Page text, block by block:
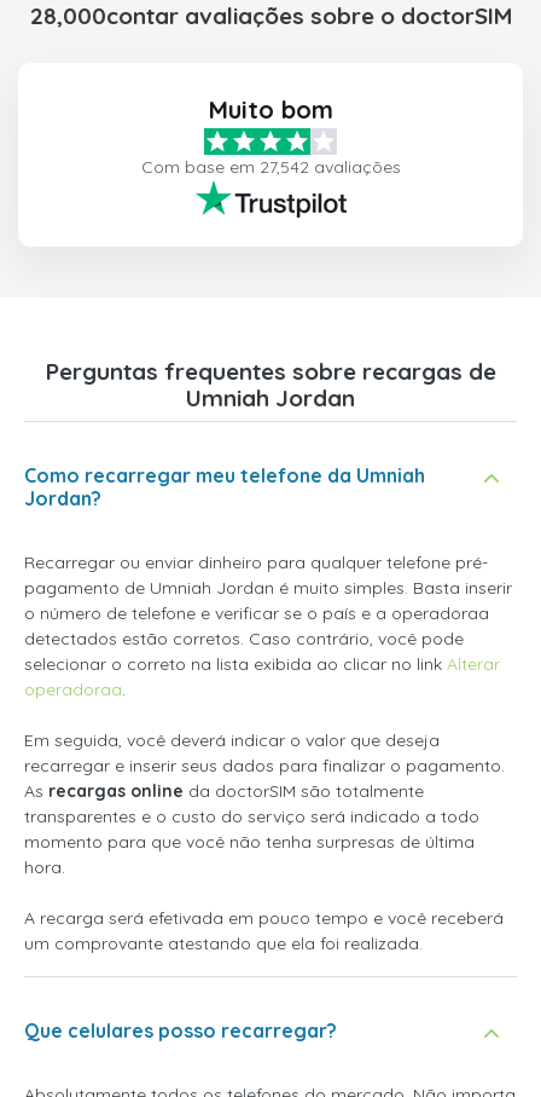
28,000contar avaliações sobre o doctorSIM
Muito bom
Com base em 27,542 avaliações
Perguntas frequentes sobre recargas de
Umniah Jordan
Como recarregar meu telefone da Umniah
Jordan?
Recarregar ou enviar dinheiro para qualquer telefone pré-
pagamento de Umniah Jordan é muito simples. Basta inserir
o número de telefone e verificar se o país e a operadoraa
detectados estão corretos. Caso contrário, você pode
selecionar o correto na lista exibida ao clicar no link Alterar
operadoraa.
Em seguida, você deverá indicar o valor que deseja
recarregar e inserir seus dados para finalizar o pagamento.
As recargas online da doctorSIM são totalmente
transparentes e o custo do serviço será indicado a todo
momento para que você não tenha surpresas de última
hora.
A recarga será efetivada em pouco tempo e você receberá
um comprovante atestando que ela foi realizada.
Que celulares posso recarregar?